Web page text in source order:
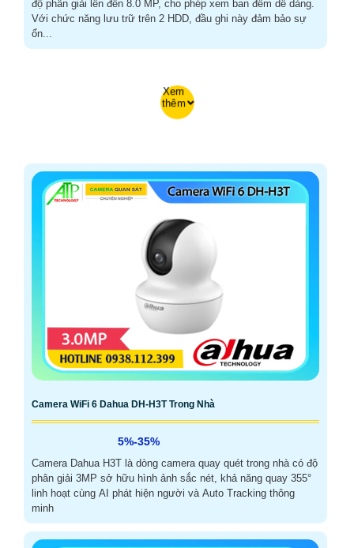
độ phân giải lên đến 8.0 MP, cho phép xem ban đêm dễ dàng.
Với chức năng lưu trữ trên 2 HDD, đầu ghi này đảm bảo sự
ổn...
Xem
thêm
Camera WiFi 6 Dahua DH-H3T Trong Nhà
5%-35%
Camera Dahua H3T là dòng camera quay quét trong nhà có độ
phân giải 3MP sở hữu hình ảnh sắc nét, khả năng quay 355°
linh hoạt cùng AI phát hiện người và Auto Tracking thông
minh